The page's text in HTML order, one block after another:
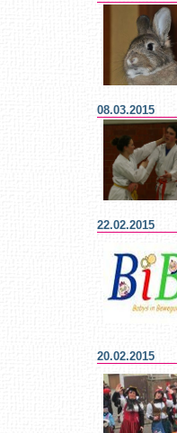
08.03.2015
22.02.2015
20.02.2015